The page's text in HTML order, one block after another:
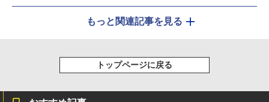
もっと関連記事を見る
トップページに戻る